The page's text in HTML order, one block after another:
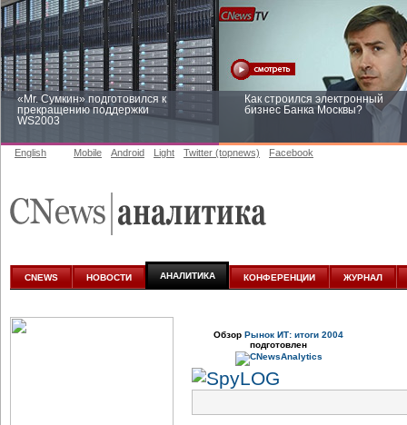
«Mr. Сумкин» подготовился к
прекращению поддержки
WS2003
Как строился электронный
бизнес Банка Москвы?
аналитике
English Mobile Android Light Twitter (topnews) Facebook
CNEWS НОВОСТИ АНАЛИТИКА КОНФЕРЕНЦИИ ЖУРНАЛ
Обзор Рынок ИТ: итоги 2004
подготовлен